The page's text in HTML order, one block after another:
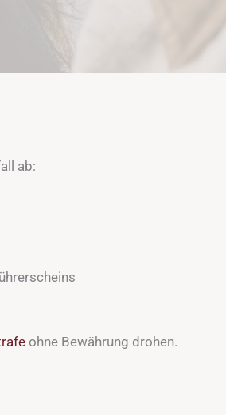
ab:
ohne Bewährung drohen.